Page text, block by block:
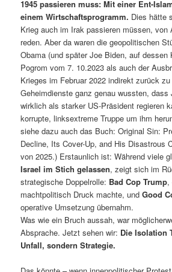
1945 passieren muss: Mit einer Ent-
einem Wirtschaftsprogramm. Dies hätte
Krieg auch im Irak passieren müssen, von
reden. Aber da waren die geopolitischen
Obama (und später Joe Biden, auf dessen
Pogrom vom 7. 10.2023 als auch der
Krieges im Februar 2022 indirekt zurück
Geheimdienste ganz genau wussten,
wirklich als starker US-Präsident regieren
korrupte, linksextreme Truppe um ihm
siehe dazu auch das Buch: Original Sin:
Decline, Its Cover-Up, and His Disastrous
von 2025.) Erstaunlich ist: Während viele
Israel im Stich gelassen, zeigt sich im
strategische Doppelrolle: Bad Cop Trump,
machtpolitisch Druck machte, undGood
operative Umsetzung übernahm.
Was wie ein Bruch aussah, war
Absprache. Jetzt sehen wir: Die Isolation
Unfall, sondern Strategie.